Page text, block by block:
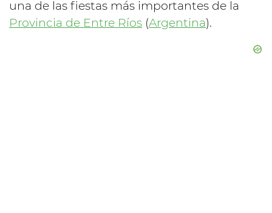
una de las fiestas más importantes de la
Provincia de Entre Ríos (Argentina).